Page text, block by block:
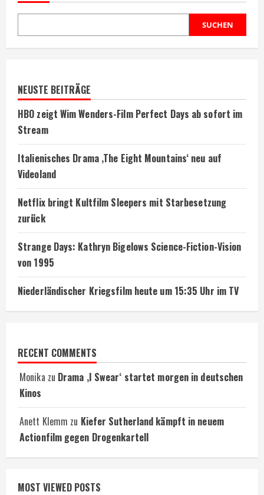
Prequel-
Film
SUCHEN
NEUSTE BEITRÄGE
HBO zeigt Wim Wenders-Film Perfect Days ab sofort im
Stream
Italienisches Drama ‚The Eight Mountains‘ neu auf
Videoland
Netflix bringt Kultfilm Sleepers mit Starbesetzung
zurück
Strange Days: Kathryn Bigelows Science-Fiction-Vision
von 1995
Niederländischer Kriegsfilm heute um 15:35 Uhr im TV
RECENT COMMENTS
Monika zu Drama ‚I Swear‘ startet morgen in deutschen
Kinos
Anett Klemm zu Kiefer Sutherland kämpft in neuem
Actionfilm gegen Drogenkartell
MOST VIEWED POSTS